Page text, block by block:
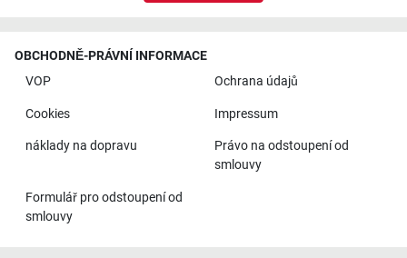
OBCHODNĚ-PRÁVNÍ INFORMACE
VOP
Ochrana údajů
Cookies Impressum
náklady na dopravu
Právo na odstoupení od
smlouvy
Formulář pro odstoupení od
smlouvy